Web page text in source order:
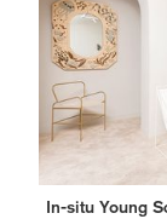
In-situ Young